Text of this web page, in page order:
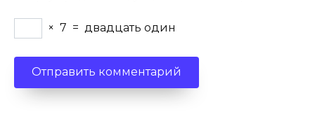
× 7 = двадцать один